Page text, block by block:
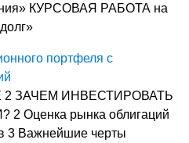
КУРСОВАЯ РАБОТА на
портфеля с
2 ЗАЧЕМ ИНВЕСТИРОВАТЬ
Оценка рынка облигаций
3 Важнейшие черты